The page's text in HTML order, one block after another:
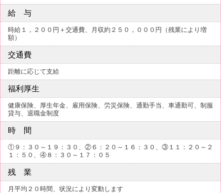
給 与
時給１，２００円＋交通費、月収約２５０，０００円（残業により増
額）
交通費
距離に応じて支給
福利厚生
健康保険、厚生年金、雇用保険、労災保険、通勤手当、車通勤可、制服
貸与、退職金制度
時 間
①９：３０～１９：３０、②６：２０～１６：３０、③１１：２０～２
１：５０、④８：３０～１７：０５
残 業
月平均２０時間、状況により変動します